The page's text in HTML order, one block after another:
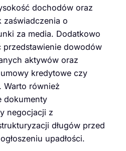
dochodów oraz
zaświadczenia o
za media. Dodatkowo
przedstawienie dowodów
aktywów oraz
kredytowe czy
Warto również
dokumenty
negocjacji z
długów przed
upadłości.